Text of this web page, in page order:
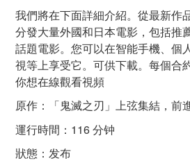
我們將在下面詳細介紹。從最新作
分發大量外國和日本電影，包括推
話題電影。您可以在智能手機、個
視等上享受它。可供下載。每個合
你想在線觀看視頻
原作：「鬼滅之刃」上弦集結，前
運行時間：116 分钟
狀態：发布